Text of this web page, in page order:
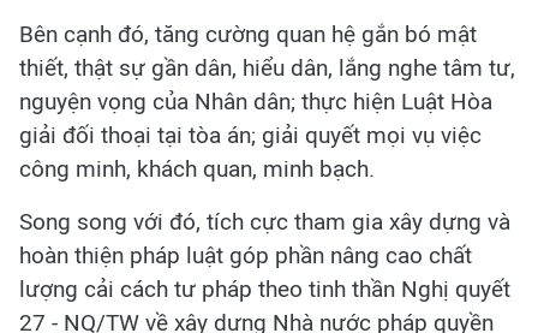
Bên cạnh đó, tăng cường quan hệ gắn bó mật
thiết, thật sự gần dân, hiểu dân, lắng nghe tâm tư,
nguyện vọng của Nhân dân; thực hiện Luật Hòa
giải đối thoại tại tòa án; giải quyết mọi vụ việc
công minh, khách quan, minh bạch.
Song song với đó, tích cực tham gia xây dựng và
hoàn thiện pháp luật góp phần nâng cao chất
lượng cải cách tư pháp theo tinh thần Nghị quyết
27 - NQ/TW về xây dựng Nhà nước pháp quyền